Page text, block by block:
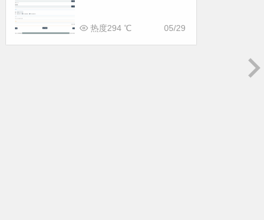
05/29
热度294 ℃